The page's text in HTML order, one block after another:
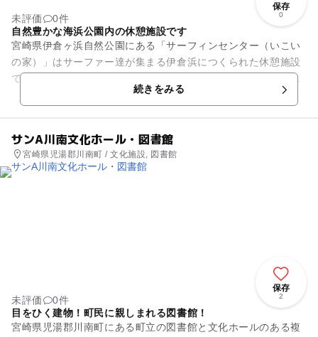
保存
0
未評価
0件
自然豊かな海浜公園内の休憩施設です
宮崎県伊倉ヶ浜自然公園にある「サーフィンセンター（いこい
の家）」はサーファー達が集まる伊倉浜につくられた休憩施設
です。サーファーの為に作られた施設ではありますが、サーフ
ィンをする人以外も気軽に使...続きをみる
サンA川南文化ホール・図書館
宮崎県児湯郡川南町 / 文化施設, 図書館
保存
2
未評価
0件
目をひく建物！町民に親しまれる図書館！
宮崎県児湯郡川南町にある町立の図書館と文化ホールのある複